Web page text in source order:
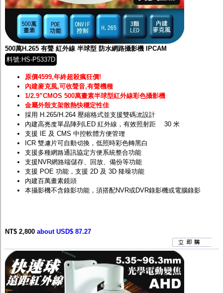
500萬H.265 有聲 紅外線 半球型 防水網路攝影機 IPCAM
料號:HS-P5337D
原價4599,年終超殺瘋狂價!
內建麥克風,可收聲音,有聲機種
1/2.9”CMOS 500萬畫素半球型紅外線彩色攝影機
金屬外殼支架散熱快穩定性佳
採用 H.265/H.264 壓縮格式並支援雙碼流設計
內建高亮度單晶陣列LED 紅外線，有效照射距離 30 米
支援 IE 及 CMS 中控軟體方便管理
ICR 雙濾片可自動切換，低照時彩色轉黑白
支援多種網路通訊協定方便系統整合功能
支援NVR網路端儲存、回放、備份等功能
支援 POE 功能，支援 2D 及 3D 降噪功能
內建百萬畫素鏡頭
本攝影機不含錄影功能，須搭配NVR或DVR錄影機或電腦錄影
NT$ 2,800 about USD$ 87.27